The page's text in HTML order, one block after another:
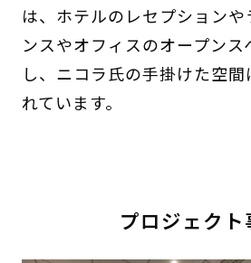
は、ホテルのレセプション
ンスやオフィスのオープンス
し、ニコラ氏の手掛けた空
れています。
プロジェクト